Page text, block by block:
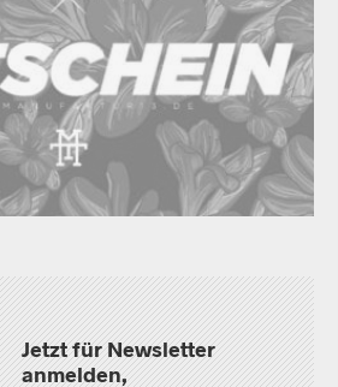
Jetzt für Newsletter
anmelden,